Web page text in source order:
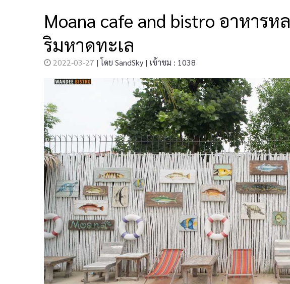
Moana cafe and bistro อาหาร
ริมหาดทะเล
2022-03-27 | โดย SandSky | เข้าชม : 1038